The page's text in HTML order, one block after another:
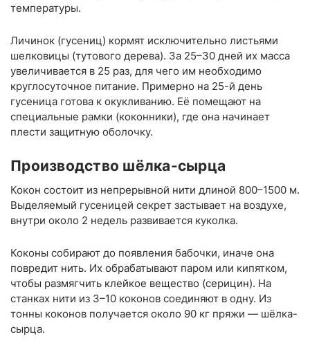
температуры.
Личинок (гусениц) кормят исключительно листьями
шелковицы (тутового дерева). За 25–30 дней их масса
увеличивается в 25 раз, для чего им необходимо
круглосуточное питание. Примерно на 25-й день
гусеница готова к окукливанию. Её помещают на
специальные рамки (коконники), где она начинает
плести защитную оболочку.
Производство шёлка-сырца
Кокон состоит из непрерывной нити длиной 800–1500 м.
Выделяемый гусеницей секрет застывает на воздухе,
внутри около 2 недель развивается куколка.
Коконы собирают до появления бабочки, иначе она
повредит нить. Их обрабатывают паром или кипятком,
чтобы размягчить клейкое вещество (серицин). На
станках нити из 3–10 коконов соединяют в одну. Из
тонны коконов получается около 90 кг пряжи — шёлка-
сырца.